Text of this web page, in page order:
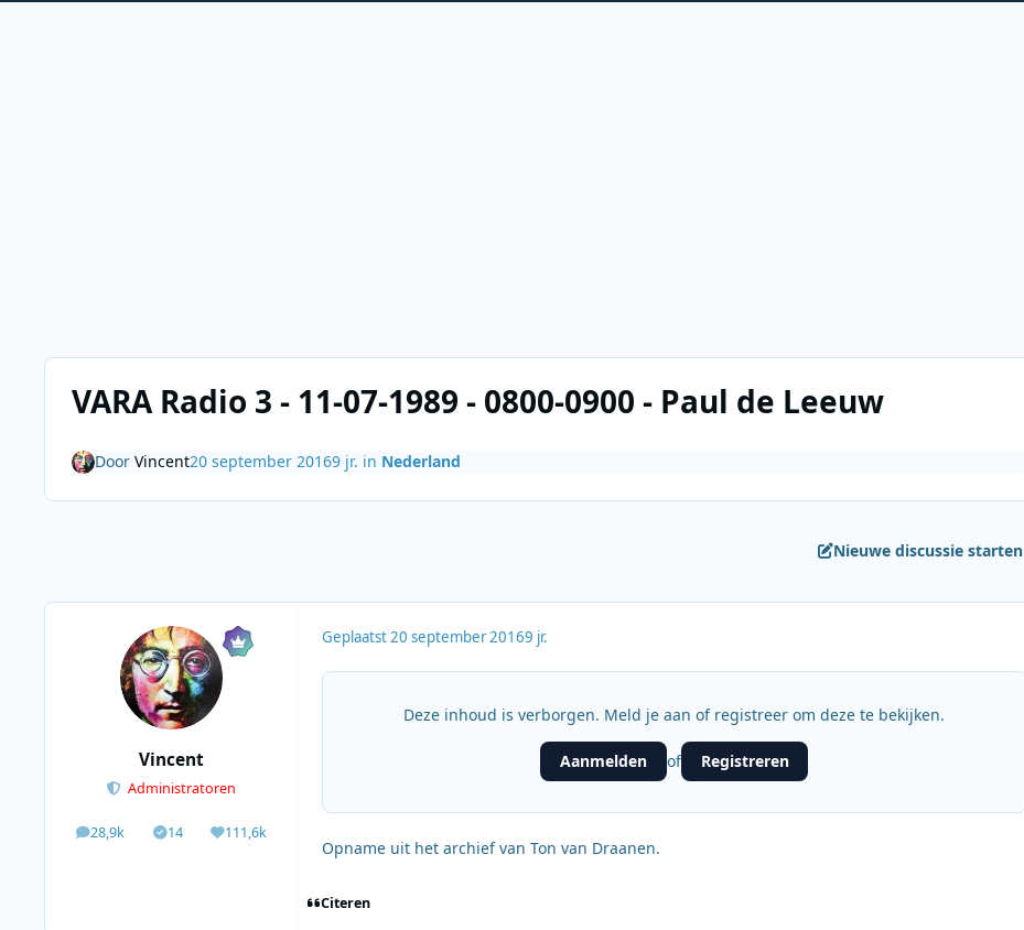
VARA Radio 3 - 11-07-1989 - 0800-0900 - Paul de Leeuw
Door Vincent20 september 20169 jr. in Nederland
Nieuwe discussie starten
Vincent
Administratoren
28,9k
berichten 14
Solutions111,6k
Waardering
Geplaatst20 september 20169 jr.
Deze inhoud is verborgen. Meld je aan of registreer om deze te bekijken.
Aanmelden of Registreren
Opname uit het archief van Ton van Draanen.
Citeren